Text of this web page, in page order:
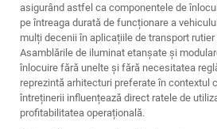
asigurând astfel ca componentele de
pe întreaga durată de funcționare a
mulți decenii în aplicațiile de transport
Asamblările de iluminat etanșate și
înlocuire fără unelte și fără necesitatea
reprezintă arhitecturi preferate în contextul
întreținerii influențează direct ratele de
profitabilitatea operațională.